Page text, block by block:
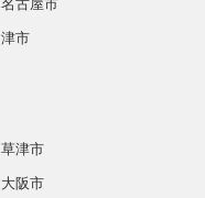
名古屋市
津市
草津市
大阪市